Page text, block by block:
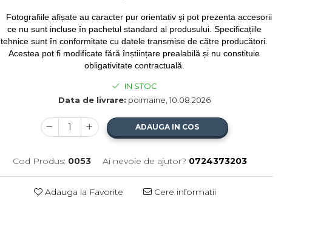
Fotografiile afișate au caracter pur orientativ și pot prezenta accesorii
ce nu sunt incluse în pachetul standard al produsului. Specificațiile
tehnice sunt în conformitate cu datele transmise de către producători.
Acestea pot fi modificate fără înștiințare prealabilă și nu constituie
obligativitate contractuală.
IN STOC
Data de livrare: poimaine, 10.08.2026
ADAUGA IN COS
Cod Produs: 0053 Ai nevoie de ajutor? 0724373203
Adauga la Favorite Cere informatii